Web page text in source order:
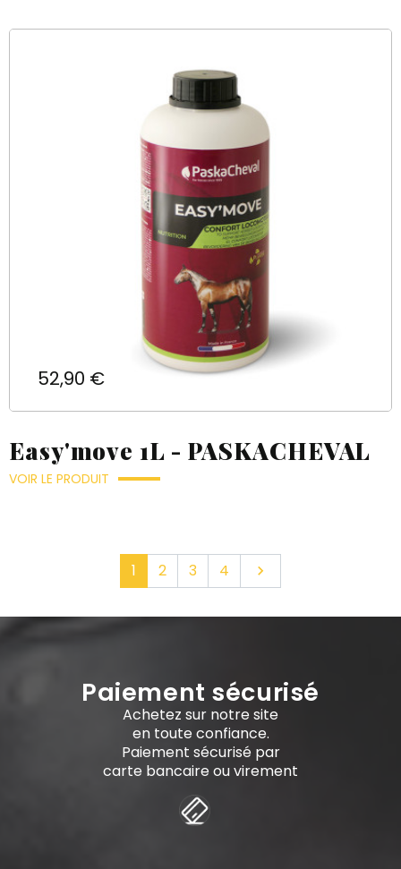
Prix
52,90 €
Easy'move 1L - PASKACHEVAL
VOIR LE PRODUIT
1 2 3 4 Suivant

Paiement sécurisé
Achetez sur notre site
en toute confiance.
Paiement sécurisé par
carte bancaire ou virement